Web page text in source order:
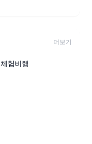
더보기
험비행